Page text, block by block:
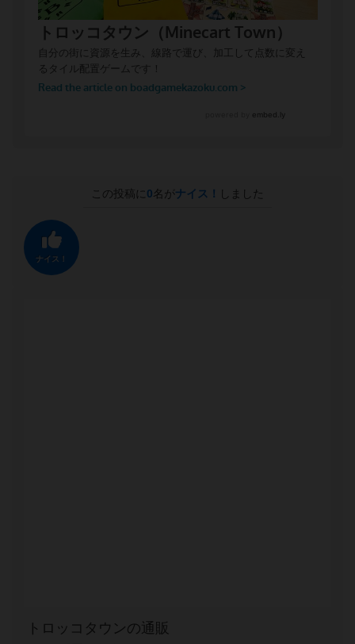
この投稿に 0名がナイス！ しました
ナイス！
トロッコタウンの通販